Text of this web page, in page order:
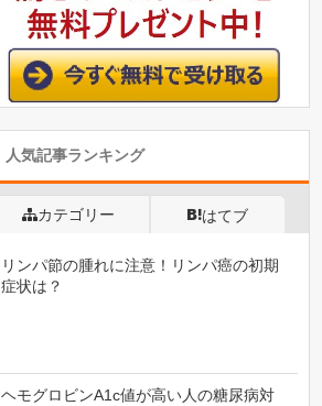
人気記事ランキング
カテゴリー はてブ
リンパ節の腫れに注意！リンパ癌の初期
症状は？
ヘモグロビンA1c値が高い人の糖尿病対